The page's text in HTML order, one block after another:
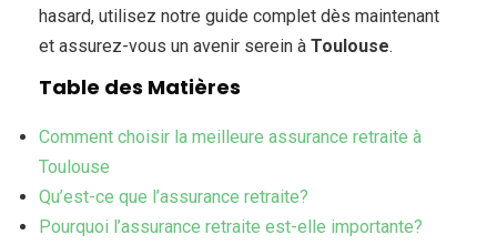
hasard, utilisez notre guide complet dès maintenant
et assurez-vous un avenir serein à Toulouse.
Table des Matières
Comment choisir la meilleure assurance retraite à
Toulouse
Qu’est-ce que l’assurance retraite?
Pourquoi l’assurance retraite est-elle importante?